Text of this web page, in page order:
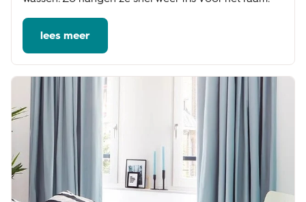
lees meer